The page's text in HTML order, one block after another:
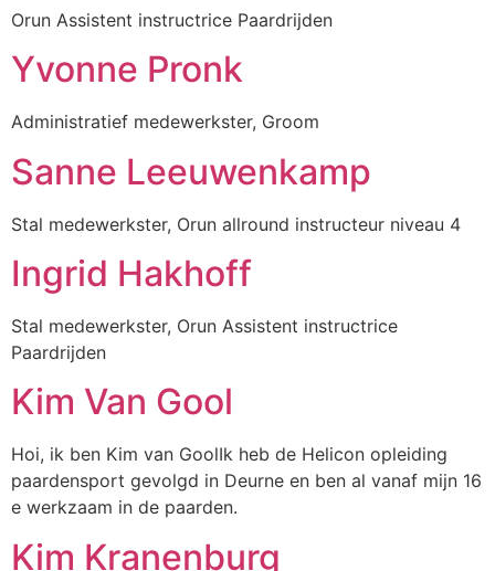
Orun Assistent instructrice Paardrijden
Yvonne Pronk
Administratief medewerkster, Groom
Sanne Leeuwenkamp
Stal medewerkster, Orun allround instructeur niveau 4
Ingrid Hakhoff
Stal medewerkster, Orun Assistent instructrice
Paardrijden
Kim Van Gool
Hoi, ik ben Kim van GoolIk heb de Helicon opleiding
paardensport gevolgd in Deurne en ben al vanaf mijn 16
e werkzaam in de paarden.
Kim Kranenburg